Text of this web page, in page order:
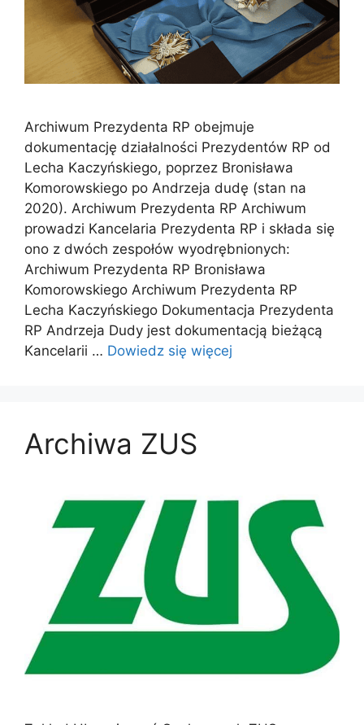
Archiwum Prezydenta RP obejmuje
dokumentację działalności Prezydentów RP od
Lecha Kaczyńskiego, poprzez Bronisława
Komorowskiego po Andrzeja dudę (stan na
2020). Archiwum Prezydenta RP Archiwum
prowadzi Kancelaria Prezydenta RP i składa się
ono z dwóch zespołów wyodrębnionych:
Archiwum Prezydenta RP Bronisława
Komorowskiego Archiwum Prezydenta RP
Lecha Kaczyńskiego Dokumentacja Prezydenta
RP Andrzeja Dudy jest dokumentacją bieżącą
Kancelarii … Dowiedz się więcej
Archiwa ZUS